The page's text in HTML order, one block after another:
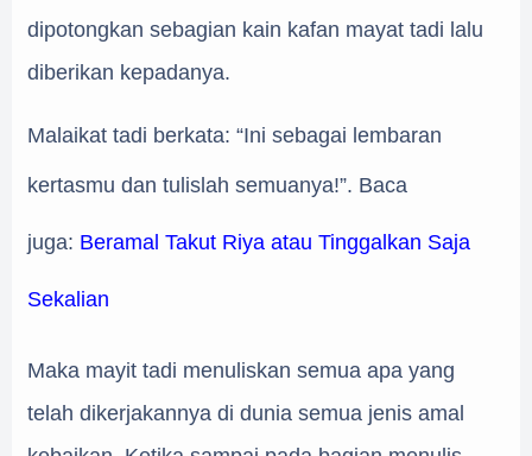
dipotongkan sebagian kain kafan mayat tadi lalu
diberikan kepadanya.
Malaikat tadi berkata: “Ini sebagai lembaran
kertasmu dan tulislah semuanya!”. Baca
juga: Beramal Takut Riya atau Tinggalkan Saja
Sekalian
Maka mayit tadi menuliskan semua apa yang
telah dikerjakannya di dunia semua jenis amal